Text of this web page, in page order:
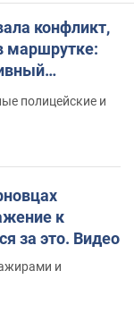
конфликт,
маршрутке:
полицейские и
к
за это. Видео
и